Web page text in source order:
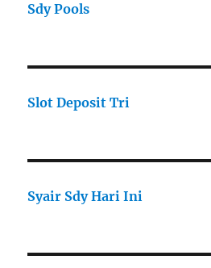
Sdy Pools
Slot Deposit Tri
Syair Sdy Hari Ini